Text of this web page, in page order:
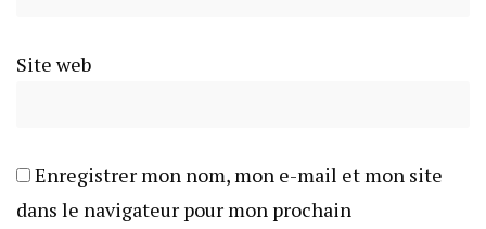
Site web
Enregistrer mon nom, mon e-mail et mon site
dans le navigateur pour mon prochain